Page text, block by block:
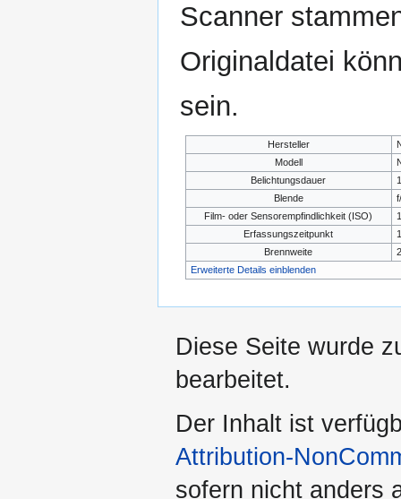
Scanner
Originaldatei
sein.
Hersteller
Modell
Belichtungsdauer
Blende
Film- oder Sensorempfindlichkeit (ISO)
Erfassungszeitpunkt
Brennweite
Erweiterte Details einblenden
Diese Seite wurde
bearbeitet.
Der Inhalt ist
Attribution-
sofern nicht anders